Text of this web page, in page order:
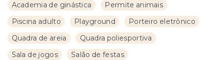
Academia de ginástica
Permite animais
Piscina adulto
Playground
Porteiro eletrônico
Quadra de areia
Quadra poliesportiva
Sala de jogos
Salão de festas